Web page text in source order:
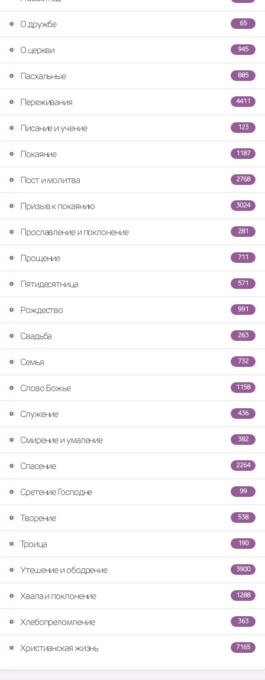
65
О дружбе
945
О церкви
885
Пасхальные
4411
Переживания
123
Писание и учение
1187
Покаяние
2768
Пост и молитва
3024
Призыв к покаянию
281
Прославление и поклонение
711
Прощение
571
Пятидесятница
991
Рождество
263
Свадьба
732
Семья
1158
Слово Божье
436
Служение
382
Смирение и умаление
2264
Спасение
99
Сретение Господне
538
Творение
190
Троица
3900
Утешение и ободрение
1288
Хвала и поклонение
363
Хлебопреломление
7165
Христианская жизнь